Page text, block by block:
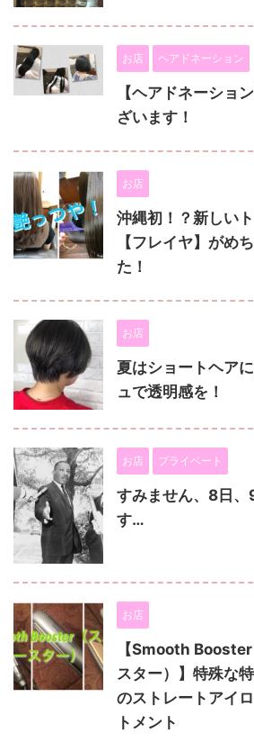
お店 ヘアドネーション
【ヘアドネーショ
ざいます！
お店
沖縄初！？新しい
【フレイヤ】がめ
た！
お店
夏はショートヘア
ュで透明感を！
お店 プライベート
すみません、8日、
す…
お店
【Smooth
スター）】特殊な
のストレートアイ
トメント